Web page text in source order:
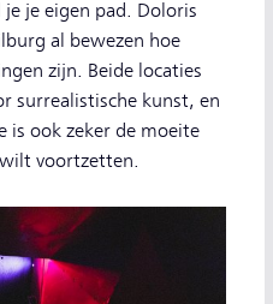
je eigen pad. Doloris
al bewezen hoe
zijn. Beide locaties
surrealistische kunst, en
is ook zeker de moeite
voortzetten.